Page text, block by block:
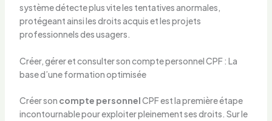
système détecte plus vite les tentatives anormales,
protégeant ainsi les droits acquis et les projets
professionnels des usagers.
Créer, gérer et consulter son compte personnel CPF : La
base d’une formation optimisée
Créer son compte personnelCPF est la première étape
incontournable pour exploiter pleinement ses droits. Sur le